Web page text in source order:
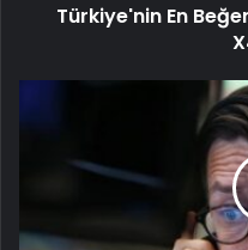
Türkiye'nin En